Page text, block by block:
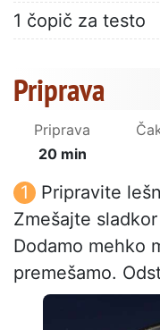
1 čopič za testo
Priprava
Priprava
20 min
Pripravite
Zmešajte
Dodamo mehko
premešamo.